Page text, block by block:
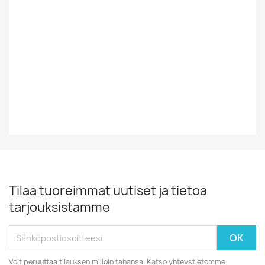
Tilaa tuoreimmat uutiset ja tietoa
tarjouksistamme
Voit peruuttaa tilauksen milloin tahansa. Katso yhteystietomme